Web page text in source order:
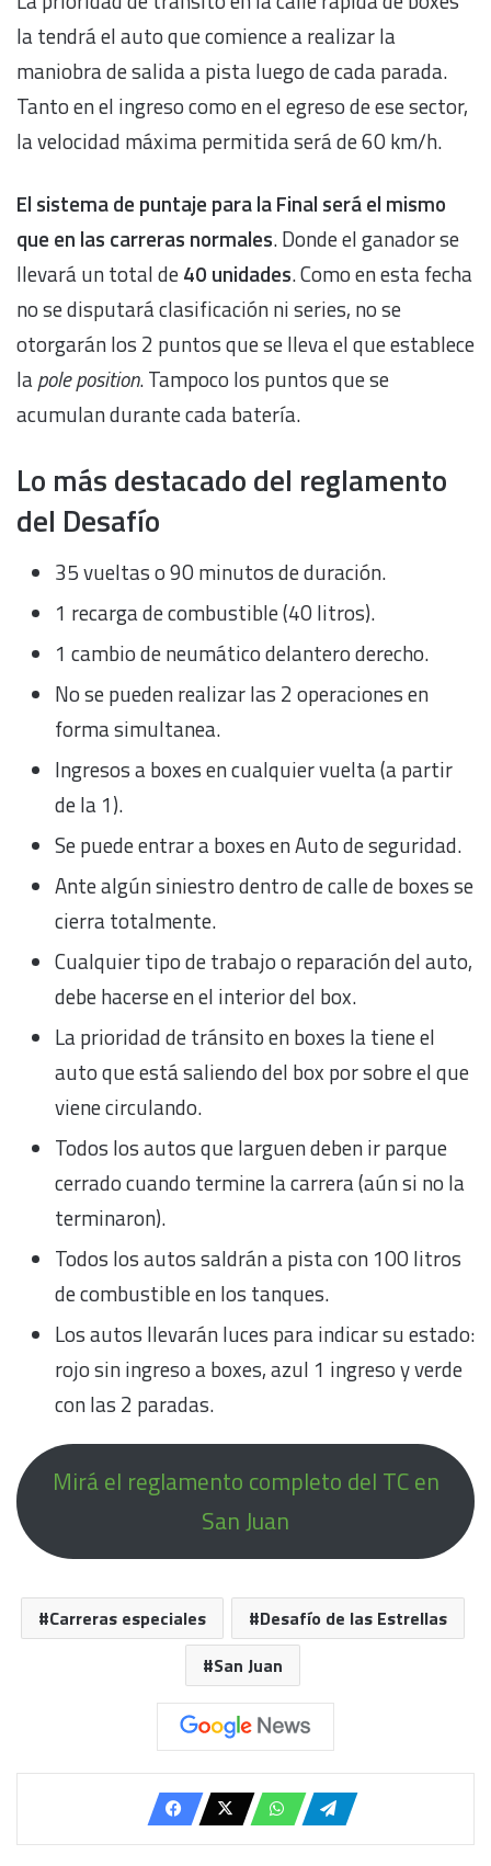
la tendrá el auto que comience a realizar la
maniobra de salida a pista luego de cada parada.
Tanto en el ingreso como en el egreso de ese sector,
la velocidad máxima permitida será de 60 km/h.
El sistema de puntaje para la Final será el mismo
que en las carreras normales. Donde el ganador se
llevará un total de40 unidades. Como en esta fecha
no se disputará clasificación ni series, no se
otorgarán los 2 puntos que se lleva el que establece
lapole position. Tampoco los puntos que se
acumulan durante cada batería.
Lo más destacado del reglamento
del Desafío
35 vueltas o 90 minutos de duración.
1 recarga de combustible (40 litros).
1 cambio de neumático delantero derecho.
No se pueden realizar las 2 operaciones en
forma simultanea.
Ingresos a boxes en cualquier vuelta (a partir
de la 1).
Se puede entrar a boxes en Auto de seguridad.
Ante algún siniestro dentro de calle de boxes se
cierra totalmente.
Cualquier tipo de trabajo o reparación del auto,
debe hacerse en el interior del box.
La prioridad de tránsito en boxes la tiene el
auto que está saliendo del box por sobre el que
viene circulando.
Todos los autos que larguen deben ir parque
cerrado cuando termine la carrera (aún si no la
terminaron).
Todos los autos saldrán a pista con 100 litros
de combustible en los tanques.
Los autos llevarán luces para indicar su estado:
rojo sin ingreso a boxes, azul 1 ingreso y verde
con las 2 paradas.
Mirá el reglamento completo del TC en
San Juan
Carreras especiales
Desafío de las Estrellas
San Juan